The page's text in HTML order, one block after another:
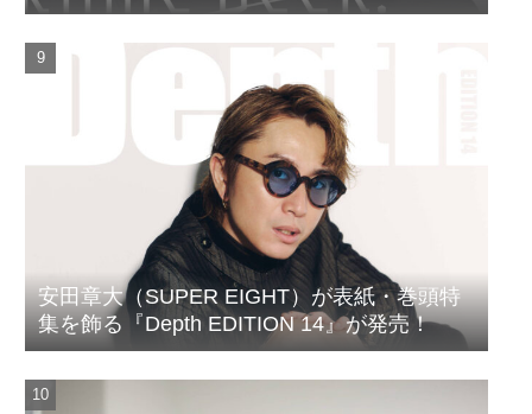
ルがついに完成
安田章大（SUPER EIGHT）が表紙・巻頭特
集を飾る『Depth EDITION 14』が発売！